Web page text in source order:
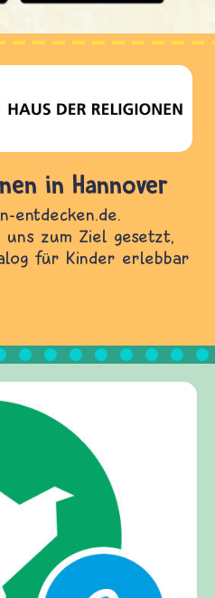
in Hannover
entdecken.de.
uns zum Ziel gesetzt,
für Kinder erlebbar